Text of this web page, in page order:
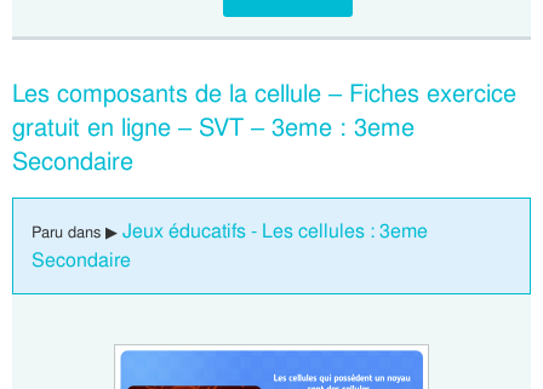
Les composants de la cellule – Fiches exercice
gratuit en ligne – SVT – 3eme : 3eme
Secondaire
Paru dans ▶ Jeux éducatifs - Les cellules : 3eme
Secondaire